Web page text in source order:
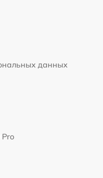
данных
Pro